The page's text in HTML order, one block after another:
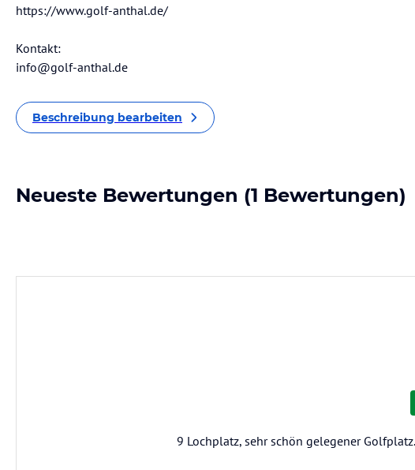
https://www.golf-anthal.de/
Kontakt:
info@golf-anthal.de
Beschreibung bearbeiten
Neueste Bewertungen (1 Bewertungen)
9 Lochplatz, sehr schön gelegener Golfplatz.